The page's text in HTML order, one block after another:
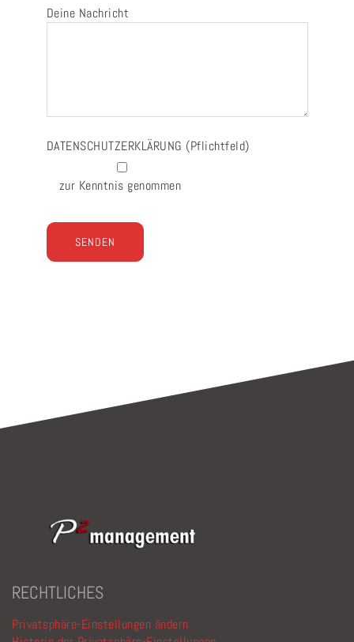
Deine Nachricht
DATENSCHUTZERKLÄRUNG (Pflichtfeld)
zur Kenntnis genommen
RECHTLICHES
Privatsphäre-Einstellungen ändern